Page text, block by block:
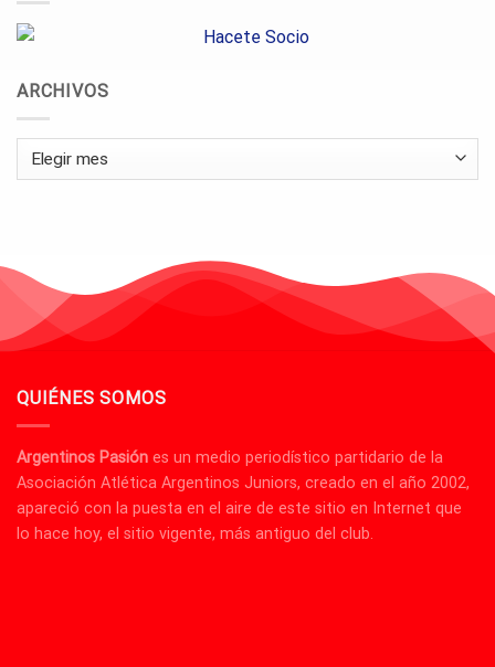
ARCHIVOS
Archivos
QUIÉNES SOMOS
Argentinos Pasión es un medio periodístico partidario de la
Asociación Atlética Argentinos Juniors, creado en el año 2002,
apareció con la puesta en el aire de este sitio en Internet que
lo hace hoy, el sitio vigente, más antiguo del club.